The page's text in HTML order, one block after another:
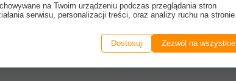
na Twoim urządzeniu podczas przeglądania stron
serwisu, personalizacji treści, oraz analizy ruchu na stronie.
Dostosuj Zezwól na wszystkie